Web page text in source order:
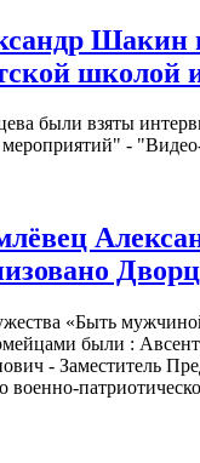
школой
были взяты
-
«Быть
были :
- Заместитель
военно-